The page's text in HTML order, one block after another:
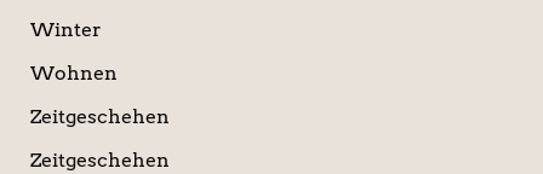
Winter
Wohnen
Zeitgeschehen
Zeitgeschehen